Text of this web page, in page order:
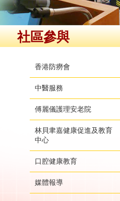
社區參與
香港防癆會
中醫服務
傅麗儀護理安老院
林貝聿嘉健康促進及教育
中心
口腔健康教育
媒體報導